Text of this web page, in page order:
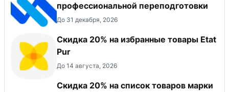
профессиональной переподготовки
До 31 декабря, 2026
Скидка 20% на избранные товары Etat
Pur
До 14 августа, 2026
Скидка 20% на список товаров марки